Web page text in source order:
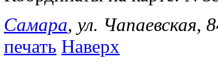
Самара, ул. Чапаевская,
печать Наверх